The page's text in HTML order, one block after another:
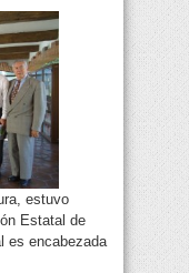
estuvo
Estatal de
es encabezada